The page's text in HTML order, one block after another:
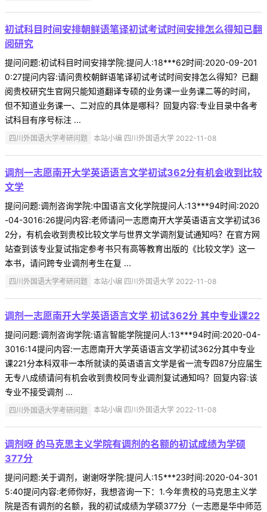
初试科目时间安排朝鲜语笔译初试考试时间安排怎么得知已翻
阅研究
提问问题:初试科目时间安排学院:提问人:18***62时间:2020-09-201
0:27提问内容:请问贵校朝鲜语笔译初试考试时间安排怎么得知？已翻
阅贵校研究生官网只能知道翻译专硕的业务课一业务课二等的时间，
但不知道业务课一、二对应的具体是哪科？回复内容:专业目录中各考
试科目有序号标注 ...
四川外国语大学考研问题 本站小编 四川外国语大学 2022-11-08
调剂一志愿南开大学英语语言文学初试362分有机会收到比较
文学
提问问题:调剂咨询学院:中国语言文化学院提问人:13***94时间:2020
-04-3016:26提问内容:老师请问一志愿南开大学英语语言文学初试36
2分，有机会收到贵校比较文学与世界文学调剂复试通知吗？在官方网
站查到该专业复试指定参考书只有高等教育出版的《比较文学》这一
本书，请问跨专业调剂考生在复 ...
四川外国语大学考研问题 本站小编 四川外国语大学 2022-11-08
调剂一志愿南开大学英语语言文学 初试362分 其中专业课22
提问问题:调剂咨询学院:语言智能学院提问人:13***94时间:2020-04-
3016:14提问内容:一志愿南开大学英语语言文学初试362分其中专业
课221分本科双非一本所就读的英语语言文学是省一流专四87分应届生
无专八成绩请问有机会收到贵校同专业调剂复试通知吗？回复内容:该
专业不接受调剂 ...
四川外国语大学考研问题 本站小编 四川外国语大学 2022-11-08
调剂呀 的马克思主义学院有调剂的名额的初试成绩为学硕
377分
提问问题:关于调剂，谢谢呀学院:提问人:15***23时间:2020-04-301
5:40提问内容:老师你好，我想咨询一下：1.今年贵校的马克思主义学
院是否有调剂的名额，我的初试成绩为学硕377分（一志愿是华中师范